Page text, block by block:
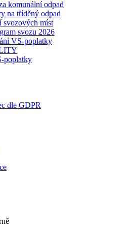
komunální odpad
na tříděný odpad
svozových míst
svozu 2026
VS-poplatky
poplatky
dle GDPR